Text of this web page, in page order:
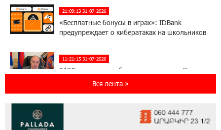
21:09:13 31-07-2026
«Бесплатные бонусы в играх»: IDBank
предупреждает о кибератаках на школьников
11:21:15 31-07-2026
ЕАЭС со временем будет расширяться. Когда-
нибудь это поймёт и рядовой армянин, но
Вся лента »